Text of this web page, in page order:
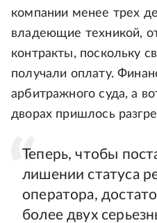
компании менее трех
владеющие техникой,
контракты, поскольку
получали оплату.
арбитражного суда, а
дворах пришлось
Теперь, чтобы
лишении статуса
оператора,
более двух